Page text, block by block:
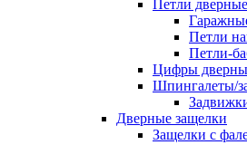
Петли дверные
Петли
Петли-
Цифры
Шпингалеты/
Дверные защелки
Защелки с